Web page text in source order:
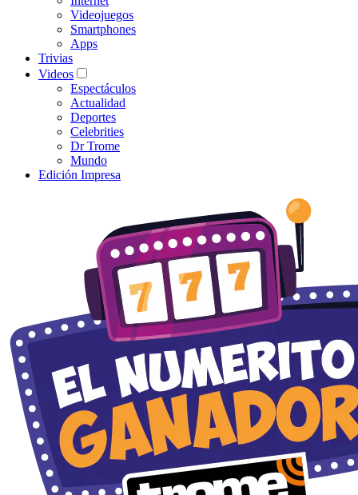
Videojuegos
Smartphones
Apps
Trivias
Videos
Espectáculos
Actualidad
Deportes
Celebrities
Dr Trome
Mundo
Edición Impresa